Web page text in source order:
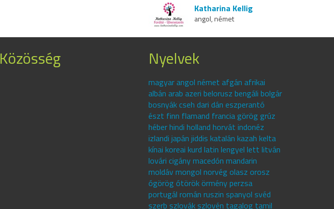
Katharina Kellig
angol, német
Közösség Nyelvek
magyar angol német afgán afrikai
albán arab azeri belorusz bengáli bolgár
bosnyák cseh dari dán eszperantó
észt finn flamand francia görög grúz
héber hindi holland horvát indonéz
izlandi japán jiddis katalán kazah kelta
kínai koreai kurd latin lengyel lett litván
lovári cigány macedón mandarin
moldáv mongol norvég olasz orosz
ógörög ótörök örmény perzsa
portugál román ruszin spanyol svéd
szerb szlovák szlovén tagalog tamil